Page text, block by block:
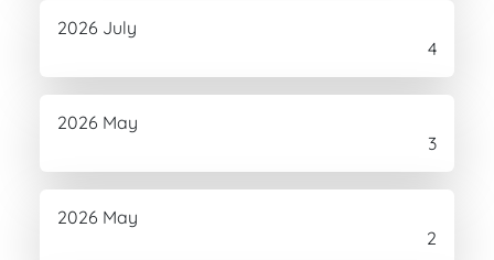
2026 July
4
2026 May
3
2026 May
2